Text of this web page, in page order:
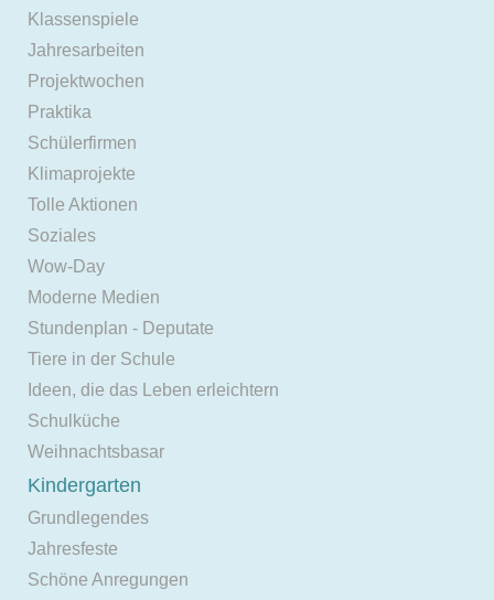
Klassenspiele
Jahresarbeiten
Projektwochen
Praktika
Schülerfirmen
Klimaprojekte
Tolle Aktionen
Soziales
Wow-Day
Moderne Medien
Stundenplan - Deputate
Tiere in der Schule
Ideen, die das Leben erleichtern
Schulküche
Weihnachtsbasar
Kindergarten
Grundlegendes
Jahresfeste
Schöne Anregungen